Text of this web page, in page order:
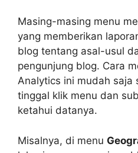
Masing-masing menu
yang memberikan
blog tentang asal-usul
pengunjung blog. Cara
Analytics ini mudah saja
tinggal klik menu dan
ketahui datanya.
Misalnya, di menu